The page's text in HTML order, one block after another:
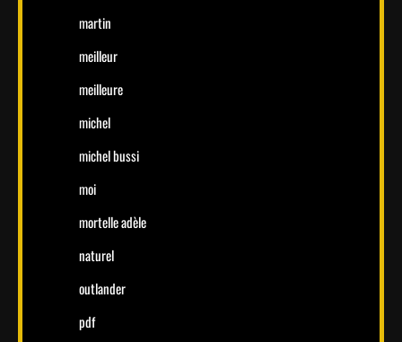
martin
meilleur
meilleure
michel
michel bussi
moi
mortelle adèle
naturel
outlander
pdf